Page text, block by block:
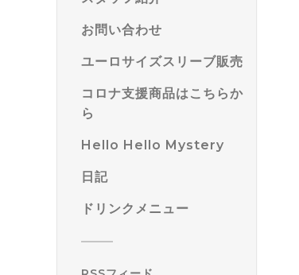
お問い合わせ
ユーロサイズスリーブ販売
コロナ支援商品はこちらか
ら
Hello Hello Mystery
日記
ドリンクメニュー